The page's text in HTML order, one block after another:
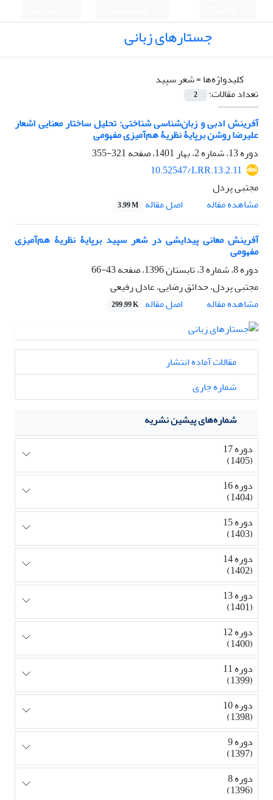
جستارهای زبانی
کلیدواژه‌ها =شعر سپید
تعداد مقالات:
2
آفرینش ادبی و زبان‌شناسی شناختی: تحلیل ساختار معنایی اشعار
علیرضا روشن برپایۀ نظریۀ هم‌آمیزی مفهومی
دوره 13، شماره 2، بهار 1401، صفحه
321-355
10.52547/LRR.13.2.11
مجتبی پردل
مشاهده مقاله
اصل مقاله 3.99 M
آفرینش معانی پیدایشی در شعر سپید برپایۀ نظریۀ هم‌آمیزی
مفهومی
دوره 8، شماره 3، تابستان 1396، صفحه
43-66
مجتبی پردل، حدائق رضایی، عادل رفیعی
مشاهده مقاله
اصل مقاله 299.99 K
مقالات آماده انتشار
شماره جاری
شماره‌های پیشین نشریه
دوره 17
(1405)
دوره 16
(1404)
دوره 15
(1403)
دوره 14
(1402)
دوره 13
(1401)
دوره 12
(1400)
دوره 11
(1399)
دوره 10
(1398)
دوره 9
(1397)
دوره 8
(1396)